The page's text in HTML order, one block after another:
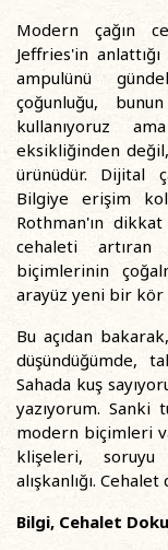
Modern çağın
Jeffries'in
ampulünü
çoğunluğu,
kullanıyoruz
eksikliğinden
ürünüdür. Dijital
Bilgiye erişim
Rothman'ın
cehaleti
biçimlerinin
arayüz yeni bir kör
Bu açıdan
düşündüğümde,
Sahada kuş
yazıyorum.
modern biçimleri
klişeleri,
alışkanlığı.
Bilgi, Cehalet